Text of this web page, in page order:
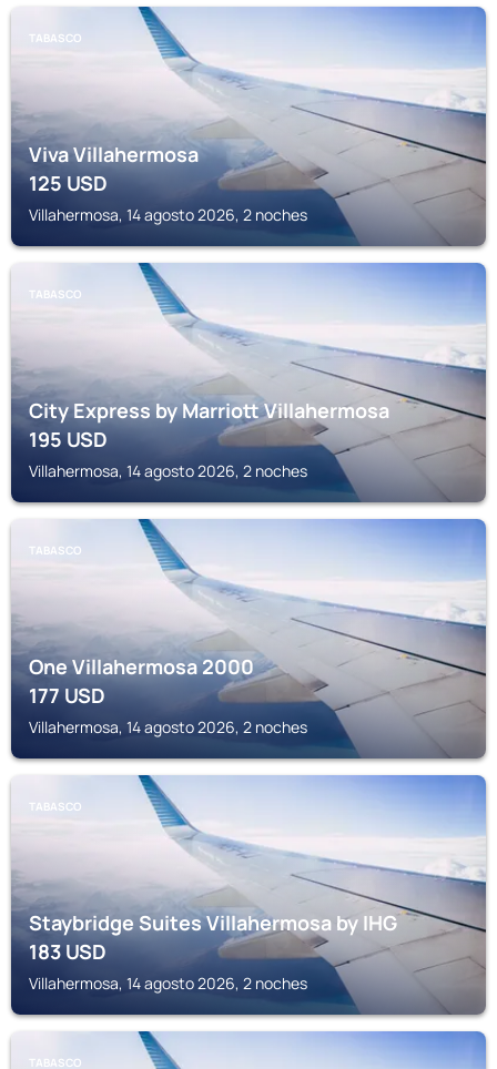
TABASCO
Viva Villahermosa
125USD
Villahermosa, 14 agosto 2026, 2 noches
TABASCO
City Express by Marriott Villahermosa
195USD
Villahermosa, 14 agosto 2026, 2 noches
TABASCO
One Villahermosa 2000
177USD
Villahermosa, 14 agosto 2026, 2 noches
TABASCO
Staybridge Suites Villahermosa by IHG
183USD
Villahermosa, 14 agosto 2026, 2 noches
TABASCO